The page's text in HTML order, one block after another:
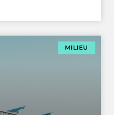
MILIEU